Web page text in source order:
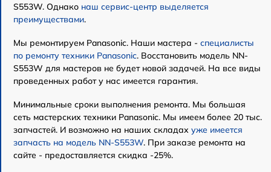
S553W. Однако наш сервис-центр выделяется
преимуществами.
Мы ремонтируем Panasonic. Наши мастера - специалисты
по ремонту техники Panasonic. Восстановить модель NN-
S553W для мастеров не будет новой задачей. На все виды
проведенных работ у нас имеется гарантия.
Минимальные сроки выполнения ремонта. Мы большая
сеть мастерских техники Panasonic. Мы имеем более 20 тыс.
запчастей. И возможно на наших складах уже имеется
запчасть на модель NN-S553W. При заказе ремонта на
сайте - предоставляется скидка -25%.